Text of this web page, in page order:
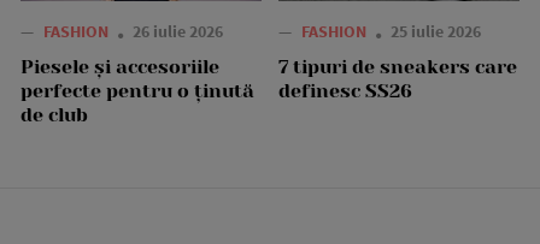
— FASHION 26 iulie 2026
Piesele și accesoriile
perfecte pentru o ținută
de club
— FASHION 25 iulie 2026
7 tipuri de sneakers care
definesc SS26